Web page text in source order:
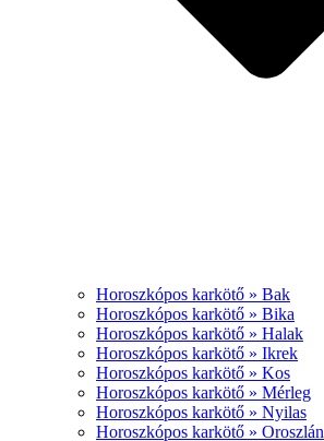
Horoszkópos karkötő » Bak
Horoszkópos karkötő » Bika
Horoszkópos karkötő » Halak
Horoszkópos karkötő » Ikrek
Horoszkópos karkötő » Kos
Horoszkópos karkötő » Mérleg
Horoszkópos karkötő » Nyilas
Horoszkópos karkötő » Oroszlán